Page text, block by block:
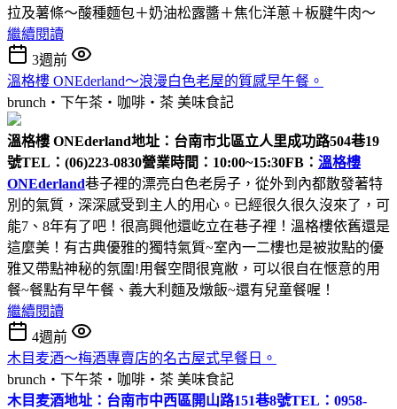
拉及薯條～酸種麵包＋奶油松露醬＋焦化洋蔥＋板腱牛肉～
繼續閱讀
3週前
溫格樓 ONEderland～浪漫白色老屋的質感早午餐。
brunch‧下午茶‧咖啡‧茶 美味食記
溫格樓 ONEderland地址：台南市北區立人里成功路504巷19
號TEL：(06)223-0830營業時間：10:00~15:30FB： 溫格樓
ONEderland巷子裡的漂亮白色老房子，從外到內都散發著特
別的氣質，深深感受到主人的用心。已經很久很久沒來了，可
能7、8年有了吧！很高興他還屹立在巷子裡！溫格樓依舊還是
這麼美！有古典優雅的獨特氣質~室內一二樓也是被妝點的優
雅又帶點神秘的氛圍!用餐空間很寬敝，可以很自在愜意的用
餐~餐點有早午餐、義大利麵及燉飯~還有兒童餐喔！
繼續閱讀
4週前
木目麦酒～梅酒專賣店的名古屋式早餐日。
brunch‧下午茶‧咖啡‧茶 美味食記
木目麦酒地址：台南市中西區開山路151巷8號TEL：0958-